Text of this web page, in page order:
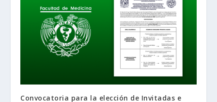
Convocatoria para la elección de Invitadas e